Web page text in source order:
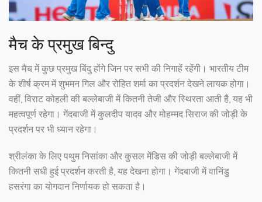
मैच के प्रमुख बिन्दु
इस मैच में कुछ प्रमुख बिंदु होंगे जिन पर सभी की निगाहें रहेंगी। भारतीय टीम
के शीर्ष क्रम में शुभमन गिल और रोहित शर्मा का प्रदर्शन देखने लायक होगा।
वहीं, विराट कोहली की बल्लेबाजी में कितनी तेजी और स्थिरता आती है, यह भी
महत्वपूर्ण रहेगा। गेंदबाजी में कुलदीप यादव और मोहम्मद सिराज की जोड़ी के
प्रदर्शन पर भी ध्यान रहेगा।
श्रीलंका के लिए पथुम निसांका और कुसल मेंडिस की जोड़ी बल्लेबाजी में
कितनी सधी हुई प्रदर्शन करती है, यह देखना होगा। गेंदबाजी में वानिंडु
हसरंगा का योगदान निर्णायक हो सकता है।